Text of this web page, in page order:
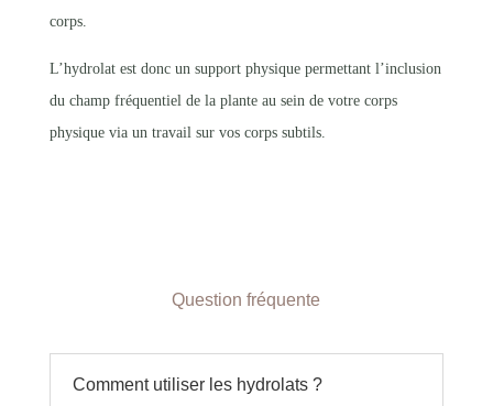
corps.
L’hydrolat est donc un support physique permettant l’inclusion
du champ fréquentiel de la plante au sein de votre corps
physique via un travail sur vos corps subtils.
Question fréquente
Comment utiliser les hydrolats ?